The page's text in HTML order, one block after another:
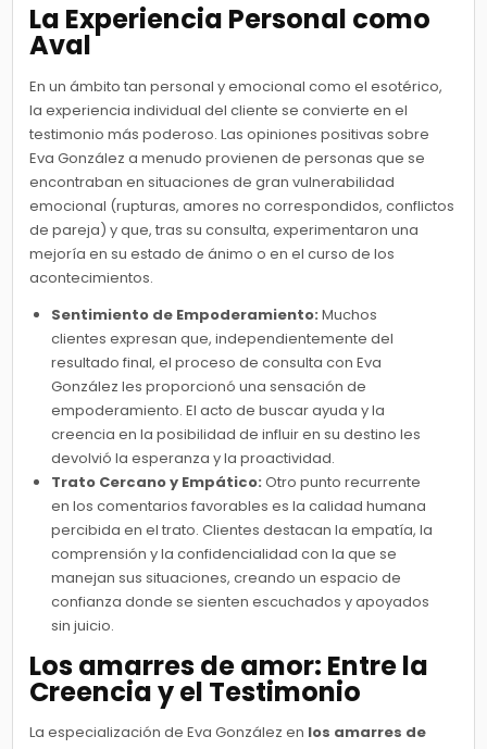
La Experiencia Personal como
Aval
En un ámbito tan personal y emocional como el esotérico,
la experiencia individual del cliente se convierte en el
testimonio más poderoso. Las opiniones positivas sobre
Eva González a menudo provienen de personas que se
encontraban en situaciones de gran vulnerabilidad
emocional (rupturas, amores no correspondidos, conflictos
de pareja) y que, tras su consulta, experimentaron una
mejoría en su estado de ánimo o en el curso de los
acontecimientos.
Sentimiento de Empoderamiento: Muchos
clientes expresan que, independientemente del
resultado final, el proceso de consulta con Eva
González les proporcionó una sensación de
empoderamiento. El acto de buscar ayuda y la
creencia en la posibilidad de influir en su destino les
devolvió la esperanza y la proactividad.
Trato Cercano y Empático: Otro punto recurrente
en los comentarios favorables es la calidad humana
percibida en el trato. Clientes destacan la empatía, la
comprensión y la confidencialidad con la que se
manejan sus situaciones, creando un espacio de
confianza donde se sienten escuchados y apoyados
sin juicio.
Los amarres de amor: Entre la
Creencia y el Testimonio
La especialización de Eva González en los amarres de